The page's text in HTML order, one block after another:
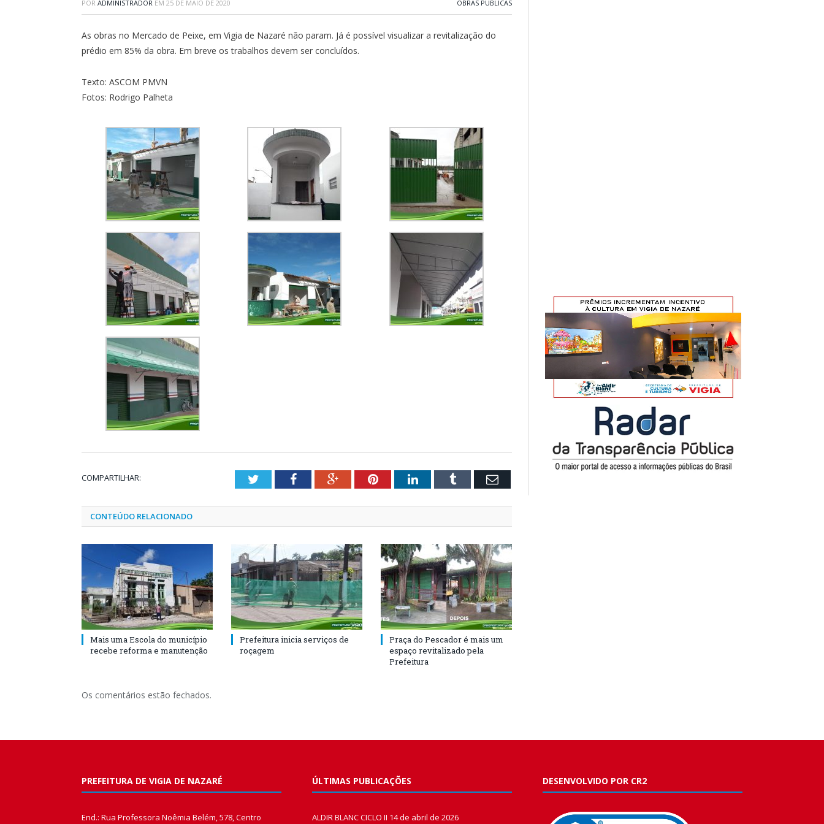
POR ADMINISTRADOR EM 25 DE MAIO DE 2020 OBRAS PÚBLICAS
As obras no Mercado de Peixe, em Vigia de Nazaré não param. Já é possível visualizar a revitalização do
prédio em 85% da obra. Em breve os trabalhos devem ser concluídos.
Texto: ASCOM PMVN
Fotos: Rodrigo Palheta
COMPARTILHAR: TwitterFacebookGoogle+PinterestLinkedInTumblr Email
CONTEÚDO RELACIONADO
Mais uma Escola do município
recebe reforma e manutenção
Prefeitura inicia serviços de
roçagem
Praça do Pescador é mais um
espaço revitalizado pela
Prefeitura
Os comentários estão fechados.
PREFEITURA DE VIGIA DE NAZARÉ
End.: Rua Professora Noêmia Belém, 578, Centro
ÚLTIMAS PUBLICAÇÕES
ALDIR BLANC CICLO II 14 de abril de 2026
DESENVOLVIDO POR CR2